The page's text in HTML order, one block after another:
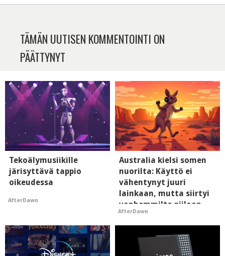
TÄMÄN UUTISEN KOMMENTOINTI ON
PÄÄTTYNYT
Tekoälymusiikille
järisyttävä tappio
oikeudessa
AfterDawn
Australia kielsi somen
nuorilta: Käyttö ei
vähentynyt juuri
lainkaan, mutta siirtyi
vanhemmilta piiloon
AfterDawn